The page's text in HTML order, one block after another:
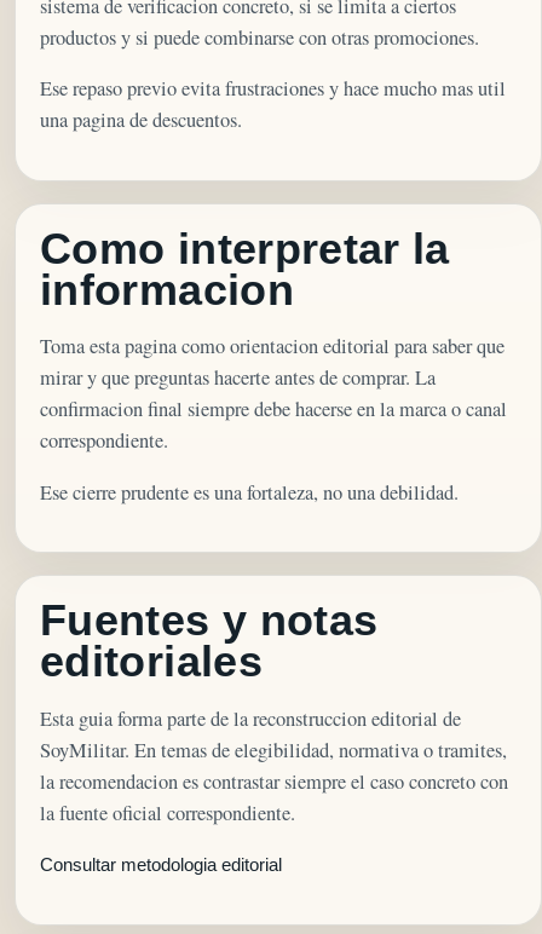
sistema de verificacion concreto, si se limita a ciertos
productos y si puede combinarse con otras promociones.
Ese repaso previo evita frustraciones y hace mucho mas util
una pagina de descuentos.
Como interpretar la
informacion
Toma esta pagina como orientacion editorial para saber que
mirar y que preguntas hacerte antes de comprar. La
confirmacion final siempre debe hacerse en la marca o canal
correspondiente.
Ese cierre prudente es una fortaleza, no una debilidad.
Fuentes y notas
editoriales
Esta guia forma parte de la reconstruccion editorial de
SoyMilitar. En temas de elegibilidad, normativa o tramites,
la recomendacion es contrastar siempre el caso concreto con
la fuente oficial correspondiente.
Consultar metodologia editorial